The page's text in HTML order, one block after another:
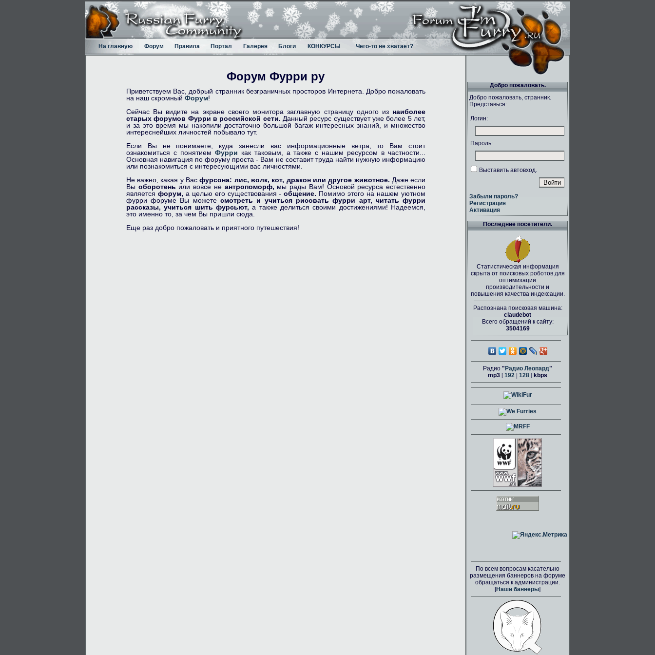
На главную Форум Правила Портал Галерея Блоги КОНКУРСЫ Чего-то не хватает?
Форум Фурри ру
Приветствуем Вас, добрый странник безграничных просторов Интернета. Добро пожаловать
на наш скромный Форум!
Сейчас Вы видите на экране своего монитора заглавную страницу одного из наиболее
старых форумов Фурри в российской сети. Данный ресурс существует уже более 5 лет,
и за это время мы накопили достаточно большой багаж интересных знаний, и множество
интереснейших личностей побывало тут.
Если Вы не понимаете, куда занесли вас информационные ветра, то Вам стоит
ознакомиться с понятием Фурри как таковым, а также с нашим ресурсом в частности...
Основная навигация по форуму проста - Вам не составит труда найти нужную информацию
или познакомиться с интересующими вас личностями.
Не важно, какая у Васфурсона: лис, волк, кот, дракон или другое животное. Даже если
Вы оборотень или вовсе не антропоморф, мы рады Вам! Основой ресурса естественно
является форум, а целью его существования -общение. Помимо этого на нашем уютном
фурри форуме Вы можетесмотреть и учиться рисовать фурри арт, читать фурри
рассказы, учиться шить фурсьют, а также делиться своими достижениями! Надеемся,
это именно то, за чем Вы пришли сюда.
Еще раз добро пожаловать и приятного путешествия!
Добро пожаловать.
Добро пожаловать, странник.
Представься:
Логин:
Пароль:
Выставить автовход.
Забыли пароль?
Регистрация
Активация
Последние посетители.
Статистическая информация
скрыта от поисковых роботов для
оптимизации
производительности и
повышения качества индексации.
Распознана поисковая машина:
claudebot
Всего обращений к сайту:
3504169
Радио " Радио Леопард"
mp3 [192 128 ] kbps
По всем вопросам касательно
размещения баннеров на форуме
обращаться к администрации.
[Наши баннеры]